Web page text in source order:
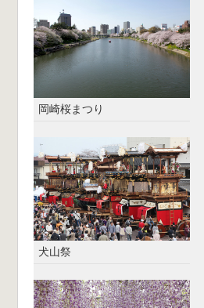
岡崎桜まつり
犬山祭